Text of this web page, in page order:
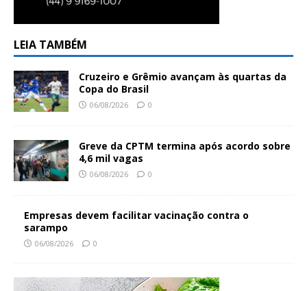
LEIA TAMBÉM
Cruzeiro e Grêmio avançam às quartas da
Copa do Brasil
06/08/2026 0
Greve da CPTM termina após acordo sobre
4,6 mil vagas
06/08/2026 0
Empresas devem facilitar vacinação contra o
sarampo
06/08/2026 0